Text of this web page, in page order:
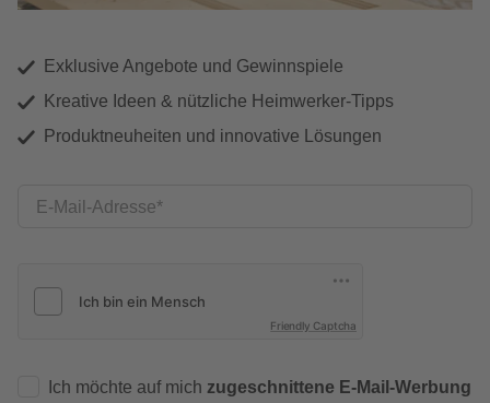
Exklusive Angebote und Gewinnspiele
Kreative Ideen & nützliche Heimwerker-Tipps
Produktneuheiten und innovative Lösungen
E-Mail-Adresse
Friendly Captcha
Ich möchte auf mich zugeschnittene E-Mail-Werbung